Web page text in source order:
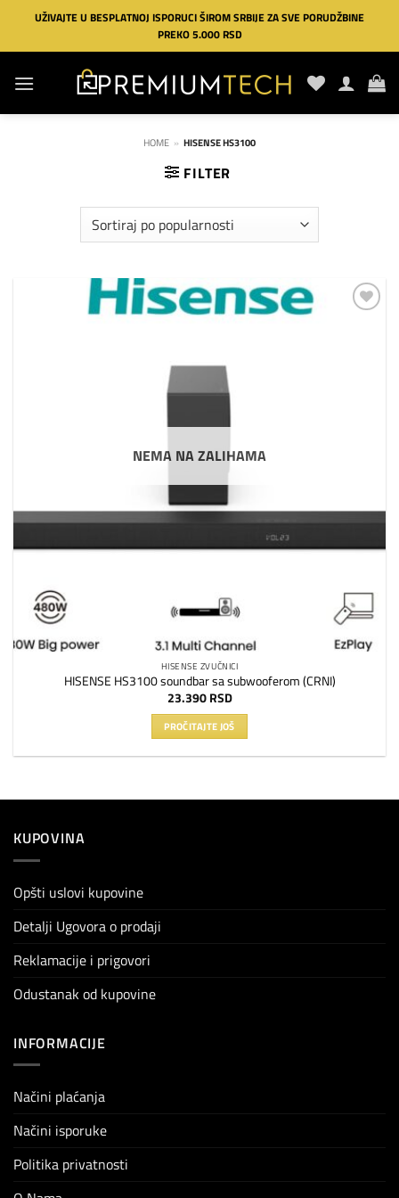
Preskoči
sadržaj
UŽIVAJTE U BESPLATNOJ ISPORUCI ŠIROM SRBIJE ZA SVE PORUDŽBINE
PREKO 5.000 RSD
HOME » HISENSE HS3100
FILTER
NEMA NA ZALIHAMA
HISENSE ZVUČNICI
HISENSE HS3100 soundbar sa subwooferom (CRNI)
23.390 RSD
PROČITAJTE JOŠ
KUPOVINA
Opšti uslovi kupovine
Detalji Ugovora o prodaji
Reklamacije i prigovori
Odustanak od kupovine
INFORMACIJE
Načini plaćanja
Načini isporuke
Politika privatnosti